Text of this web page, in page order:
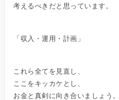
考えるべきだと思っています。
「収入・運用・計画」
これら全てを見直し、
ここをキッカケとし、
お金と真剣に向き合いましょう。